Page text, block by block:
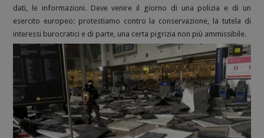
dati, le informazioni. Deve venire il giorno di una polizia e di un
esercito europeo: protestiamo contro la conservazione, la tutela di
interessi burocratici e di parte, una certa pigrizia non più ammissibile.